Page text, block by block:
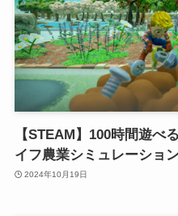
【STEAM】100時間遊べ
イフ農業シミュレーショ
2024年10月19日